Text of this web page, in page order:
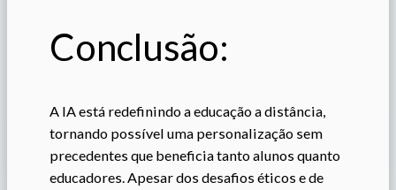
Conclusão:
A IA está redefinindo a educação a distância,
tornando possível uma personalização sem
precedentes que beneficia tanto alunos quanto
educadores. Apesar dos desafios éticos e de